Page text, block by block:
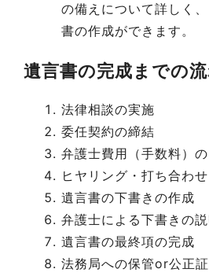
の備えについて詳しく
書の作成ができます。
遺言書の完成までの
法律相談の実施
委任契約の締結
弁護士費用（手数料）
ヒヤリング・打ち合わせ
遺言書の下書きの作成
弁護士による下書きの
遺言書の最終項の完成
法務局への保管or公正